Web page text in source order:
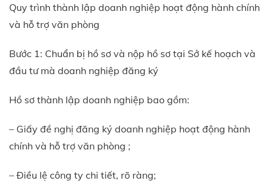
Quy trình thành lập doanh nghiệp hoạt động hành chính
và hỗ trợ văn phòng
Bước 1: Chuẩn bị hồ sơ và nộp hồ sơ tại Sở kế hoạch và
đầu tư mà doanh nghiệp đăng ký
Hồ sơ thành lập doanh nghiệp bao gồm:
– Giấy đề nghị đăng ký doanh nghiệp hoạt động hành
chính và hỗ trợ văn phòng ;
– Điều lệ công ty chi tiết, rõ ràng;